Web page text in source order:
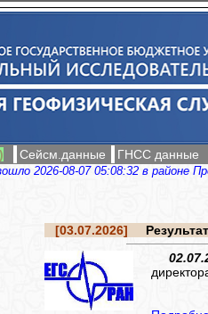
Сейсм.данные ГНСС данные
2026-08-07 05:08:32 в районе
[03.07.2026]